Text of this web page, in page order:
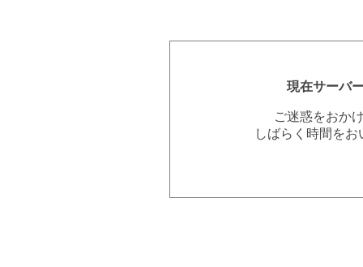
現在サーバ
ご迷惑をおか
しばらく時間を